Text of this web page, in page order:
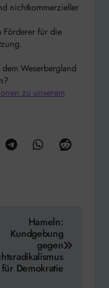
nichtkommerzieller
Förderer für die
Weserbergland
zu unserem
Hameln:
Kundgebung
gegen
Demokratie